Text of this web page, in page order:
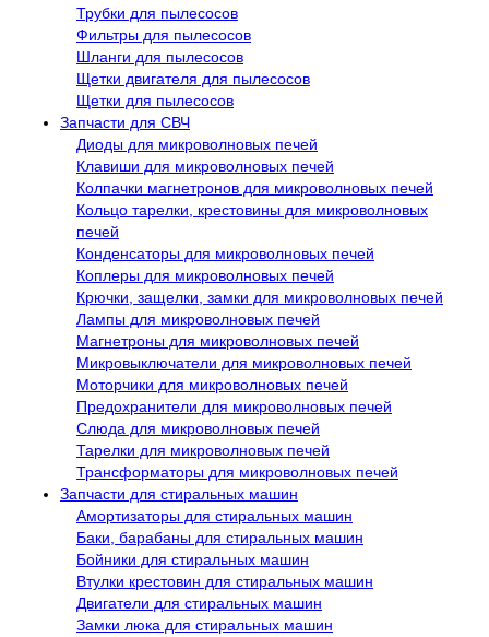
Трубки для пылесосов
Фильтры для пылесосов
Шланги для пылесосов
Щетки двигателя для пылесосов
Щетки для пылесосов
Запчасти для СВЧ
Диоды для микроволновых печей
Клавиши для микроволновых печей
Колпачки магнетронов для микроволновых печей
Кольцо тарелки, крестовины для микроволновых
печей
Конденсаторы для микроволновых печей
Коплеры для микроволновых печей
Крючки, защелки, замки для микроволновых печей
Лампы для микроволновых печей
Магнетроны для микроволновых печей
Микровыключатели для микроволновых печей
Моторчики для микроволновых печей
Предохранители для микроволновых печей
Слюда для микроволновых печей
Тарелки для микроволновых печей
Трансформаторы для микроволновых печей
Запчасти для стиральных машин
Амортизаторы для стиральных машин
Баки, барабаны для стиральных машин
Бойники для стиральных машин
Втулки крестовин для стиральных машин
Двигатели для стиральных машин
Замки люка для стиральных машин